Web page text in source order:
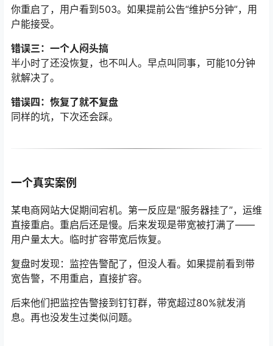
你重启了，用户看到503。如果提前公告“维护5分钟”，用
户能接受。
错误三：一个人闷头搞
半小时了还没恢复，也不叫人。早点叫同事，可能10分钟
就解决了。
错误四：恢复了就不复盘
同样的坑，下次还会踩。
一个真实案例
某电商网站大促期间宕机。第一反应是“服务器挂了”，运维
直接重启。重启后还是慢。后来发现是带宽被打满了——
用户量太大。临时扩容带宽后恢复。
复盘时发现：监控告警配了，但没人看。如果提前看到带
宽告警，不用重启，直接扩容。
后来他们把监控告警接到钉钉群，带宽超过80%就发消
息。再也没发生过类似问题。